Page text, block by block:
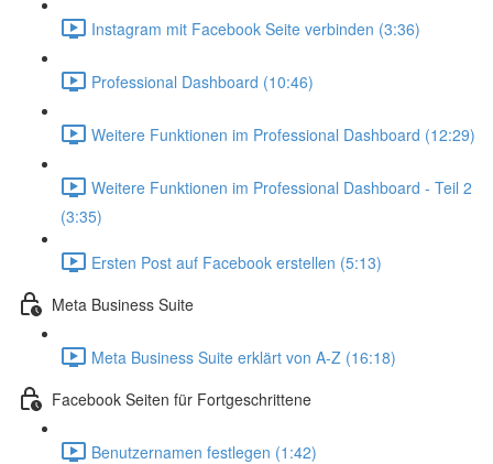
Instagram mit Facebook Seite verbinden (3:36)
Professional Dashboard (10:46)
Weitere Funktionen im Professional Dashboard (12:29)
Weitere Funktionen im Professional Dashboard - Teil 2
(3:35)
Ersten Post auf Facebook erstellen (5:13)
Meta Business Suite
Meta Business Suite erklärt von A-Z (16:18)
Facebook Seiten für Fortgeschrittene
Benutzernamen festlegen (1:42)